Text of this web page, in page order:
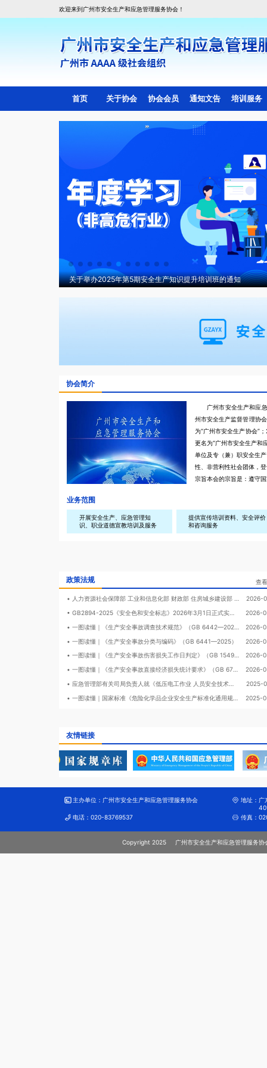
欢迎来到广州市安全生产和应急管理服务协会！
首页 关于协会
协会简介
协会组织架构
协会章程
入会须知
协会动态
会员活动
协会会员
会员目录
通知文告 培训服务
线上培训
关于举办2025年第5期安全生产知识提升培训班的通知
协会简介
广州市安全生产和应
州市安全生产监督管理协
为“广州市安全生产协会”
更名为“广州市安全生产和
单位及专（兼）职安全生
性、非营利性社会团体，
宗旨本会的宗旨是：遵守
的方针政策和法律法规，
和先进管理经验，促进企
业务范围
开展安全生产、应急管理知
识、职业道德宣教培训及服务
提供宣传培训资料、安全评价
和咨询服务
政策法规 查
2026-
2026-
2026-
• 一图读懂｜《生产安全事故分类与编码》（GB 6441—2025）
2026-
• 一图读懂｜《生产安全事故伤害损失工作日判定》（GB 15499—2025）
2026-
2026-
2025-
2025-
友情链接
主办单位： 广州市安全生产和应急管理服务协会 地址： 广
电话：020-83769537 传真：
Copyright 2025 广州市安全生产和应急管理服务